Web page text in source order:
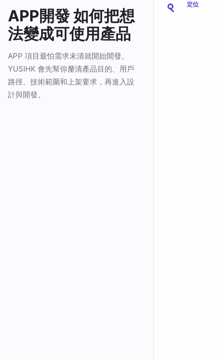
APP開發 如何把想
法變成可使用產品
APP 項目最怕需求未清就開始開發。
YUSIHK 會先幫你釐清產品目的、用戶
路徑、技術範圍和上架要求，再進入設
計與開發。
定位